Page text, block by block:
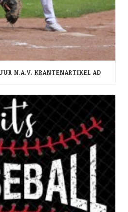
N.A.V. KRANTENARTIKEL AD